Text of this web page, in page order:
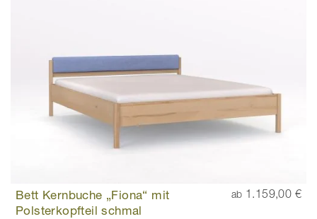
Bett Kernbuche „Fiona“ mit
Polsterkopfteil schmal
ab 1.159,00 €